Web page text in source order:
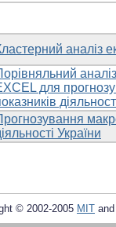
аналіз
для
України
© 2002-2005 MIT